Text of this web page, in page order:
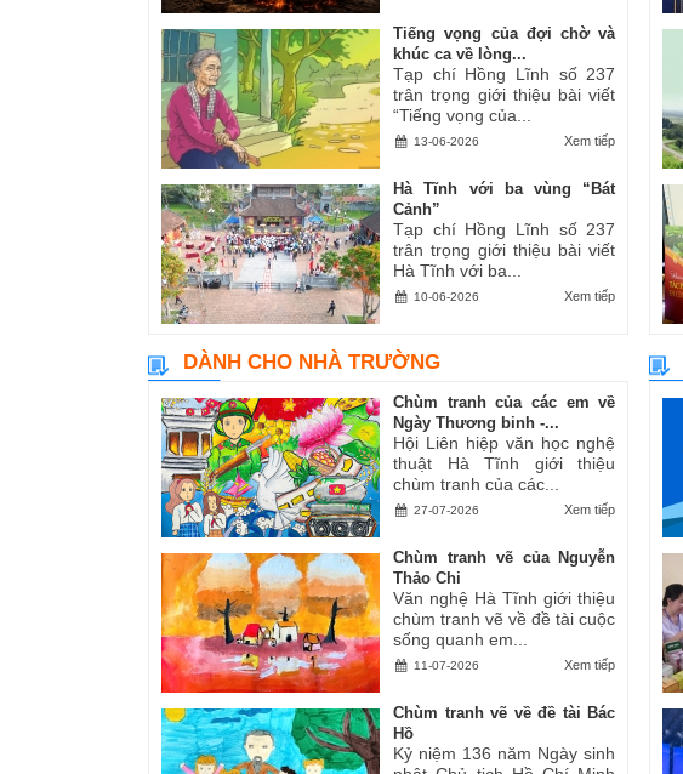
Tiếng vọng của đợi chờ và
khúc ca về lòng...
Tạp chí Hồng Lĩnh số 237
trân trọng giới thiệu bài viết
“Tiếng vọng của...
Xem tiếp
13-06-2026
Hà Tĩnh với ba vùng “Bát
Cảnh”
Tạp chí Hồng Lĩnh số 237
trân trọng giới thiệu bài viết
Hà Tĩnh với ba...
Xem tiếp
10-06-2026
DÀNH CHO NHÀ TRƯỜNG
Chùm tranh của các em về
Ngày Thương binh -...
Hội Liên hiệp văn học nghệ
thuật Hà Tĩnh giới thiệu
chùm tranh của các...
Xem tiếp
27-07-2026
Chùm tranh vẽ của Nguyễn
Thảo Chi
Văn nghệ Hà Tĩnh giới thiệu
chùm tranh vẽ về đề tài cuộc
sống quanh em...
Xem tiếp
11-07-2026
Chùm tranh vẽ về đề tài Bác
Hồ
Kỷ niệm 136 năm Ngày sinh